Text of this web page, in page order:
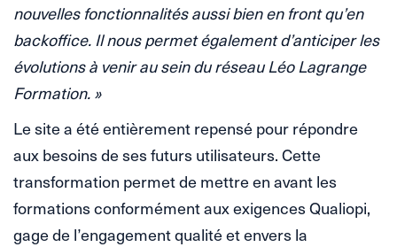
nouvelles fonctionnalités aussi bien en front qu’en
backoffice. Il nous permet également d’anticiper les
évolutions à venir au sein du réseau Léo Lagrange
Formation. »
Le site a été entièrement repensé pour répondre
aux besoins de ses futurs utilisateurs. Cette
transformation permet de mettre en avant les
formations conformément aux exigences Qualiopi,
gage de l’engagement qualité et envers la